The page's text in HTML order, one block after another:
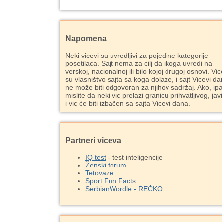
Napomena
Neki vicevi su uvredljivi za pojedine kategorije
posetilaca. Sajt nema za cilj da ikoga uvredi na
verskoj, nacionalnoj ili bilo kojoj drugoj osnovi.
su vlasništvo sajta sa koga dolaze, i sajt Vicevi
ne može biti odgovoran za njihov sadržaj. Ako,
mislite da neki vic prelazi granicu prihvatljivog,
i vic će biti izbačen sa sajta Vicevi dana.
Partneri viceva
IQ test - test inteligencije
Ženski forum
Tetovaze
Sport Fun Facts
SerbianWordle - REČKO